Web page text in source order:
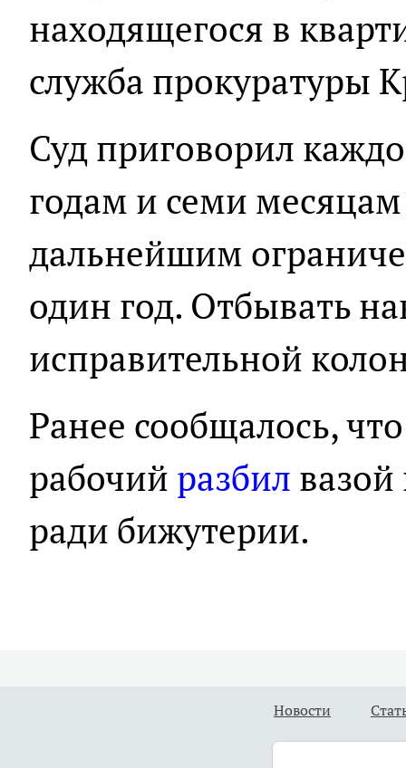
находящегося в
служба прокуратуры
Суд приговорил
годам и семи
дальнейшим
один год. Отбывать
исправительной
Ранее сообщалось,
рабочий разбил
ради бижутерии.
Новости